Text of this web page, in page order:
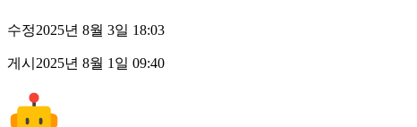
수정2025년 8월 3일 18:03
게시 2025년 8월 1일 09:40